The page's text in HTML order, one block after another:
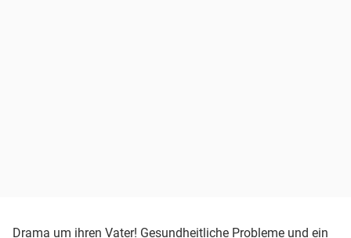
Drama um ihren Vater! Gesundheitliche Probleme und ein